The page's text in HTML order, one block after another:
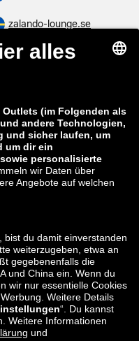
zalando-lounge.se
zalando-lounge.dk
zalando-lounge.cz
zalando-lounge.sk
zalando-lounge.hr
zalando-lounge.ee
zalando-lounge.no